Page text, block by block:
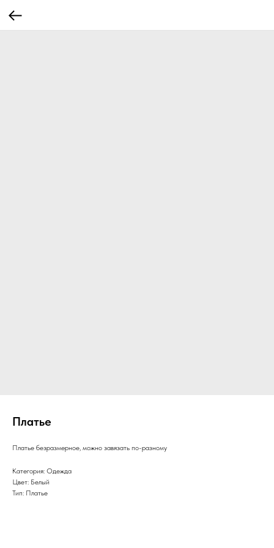
Платье
Платье безразмерное, можно завязать по-разному
Категория: Одежда
Цвет: Белый
Тип: Платье